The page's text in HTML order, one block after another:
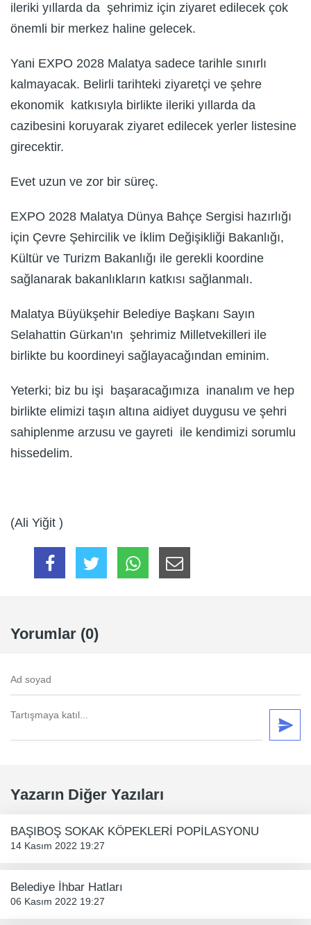
ileriki yıllarda da şehrimiz için ziyaret edilecek çok
önemli bir merkez haline gelecek.
Yani EXPO 2028 Malatya sadece tarihle sınırlı
kalmayacak. Belirli tarihteki ziyaretçi ve şehre
ekonomik katkısıyla birlikte ileriki yıllarda da
cazibesini koruyarak ziyaret edilecek yerler listesine
girecektir.
Evet uzun ve zor bir süreç.
EXPO 2028 Malatya Dünya Bahçe Sergisi hazırlığı
için Çevre Şehircilik ve İklim Değişikliği Bakanlığı,
Kültür ve Turizm Bakanlığı ile gerekli koordine
sağlanarak bakanlıkların katkısı sağlanmalı.
Malatya Büyükşehir Belediye Başkanı Sayın
Selahattin Gürkan'ın şehrimiz Milletvekilleri ile
birlikte bu koordineyi sağlayacağından eminim.
Yeterki; biz bu işi başaracağımıza inanalım ve hep
birlikte elimizi taşın altına aidiyet duygusu ve şehri
sahiplenme arzusu ve gayreti ile kendimizi sorumlu
hissedelim.
(Ali Yiğit )
Yorumlar (0)
Yazarın Diğer Yazıları
BAŞIBOŞ SOKAK KÖPEKLERİ POPİLASYONU
14 Kasım 2022 19:27
Belediye İhbar Hatları
06 Kasım 2022 19:27